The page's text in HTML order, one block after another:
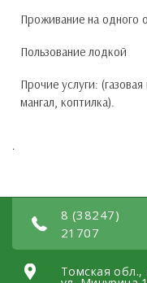
Проживание на одного
Пользование лодкой
Прочие услуги:
мангал, коптилка).
.
8 (38247)
21707
Томская обл.,